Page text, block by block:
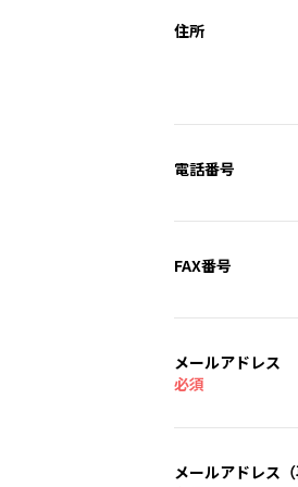
住所
電話番号
FAX番号
メールアドレス
必須
メールアドレス（